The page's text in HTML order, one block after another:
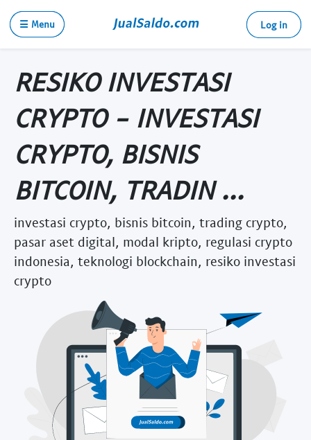
☰ Menu Log in
RESIKO INVESTASI
CRYPTO - INVESTASI
CRYPTO, BISNIS
BITCOIN, TRADIN ...
investasi crypto, bisnis bitcoin, trading crypto,
pasar aset digital, modal kripto, regulasi crypto
indonesia, teknologi blockchain, resiko investasi
crypto